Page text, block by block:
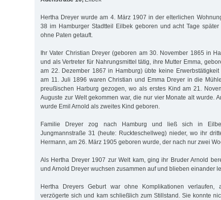
Hertha Dreyer wurde am 4. März 1907 in der elterlichen
38 im Hamburger Stadtteil Eilbek geboren und acht Tage
ohne Paten getauft.
Ihr Vater Christian Dreyer (geboren am 30. November 1865 in
und als Vertreter für Nahrungsmittel tätig, ihre Mutter Emma,
am 22. Dezember 1867 in Hamburg) übte keine
am 11. Juli 1896 waren Christian und Emma Dreyer in die
preußischen Harburg gezogen, wo als erstes Kind am 21.
Auguste zur Welt gekommen war, die nur vier Monate alt wurde.
wurde Emil Arnold als zweites Kind geboren.
Familie Dreyer zog nach Hamburg und ließ sich in
Jungmannstraße 31 (heute: Ruckteschellweg) nieder, wo ihr
Hermann, am 26. März 1905 geboren wurde, der nach nur zwei
Als Hertha Dreyer 1907 zur Welt kam, ging ihr Bruder Arnold
und Arnold Dreyer wuchsen zusammen auf und blieben einander
Hertha Dreyers Geburt war ohne Komplikationen verlaufen,
verzögerte sich und kam schließlich zum Stillstand. Sie konnte